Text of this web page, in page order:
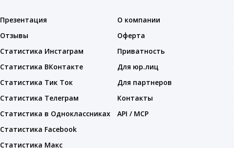
Презентация
Отзывы
Статистика Инстаграм
Статистика ВКонтакте
Статистика Тик Ток
Статистика Телеграм
Статистика в Одноклассниках
Статистика Facebook
Статистика Макс
О компании
Оферта
Приватность
Для юр.лиц
Для партнеров
Контакты
API / MCP